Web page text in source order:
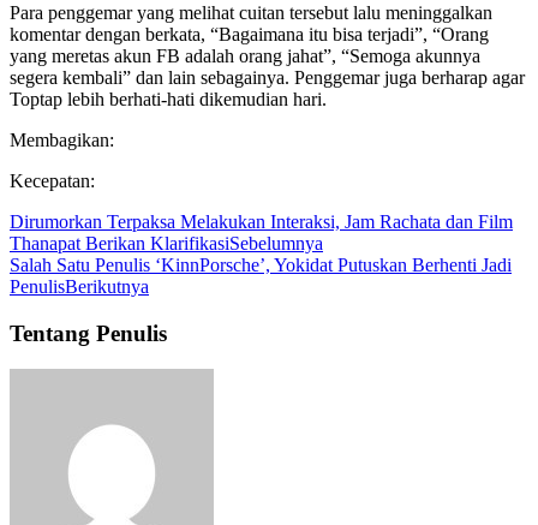
Para penggemar yang melihat cuitan tersebut lalu meninggalkan
komentar dengan berkata, “Bagaimana itu bisa terjadi”, “Orang
yang meretas akun FB adalah orang jahat”, “Semoga akunnya
segera kembali” dan lain sebagainya. Penggemar juga berharap agar
Toptap lebih berhati-hati dikemudian hari.
Membagikan:
Kecepatan:
Dirumorkan Terpaksa Melakukan Interaksi, Jam Rachata dan Film
Thanapat Berikan KlarifikasiSebelumnya
Salah Satu Penulis ‘KinnPorsche’, Yokidat Putuskan Berhenti Jadi
PenulisBerikutnya
Tentang Penulis